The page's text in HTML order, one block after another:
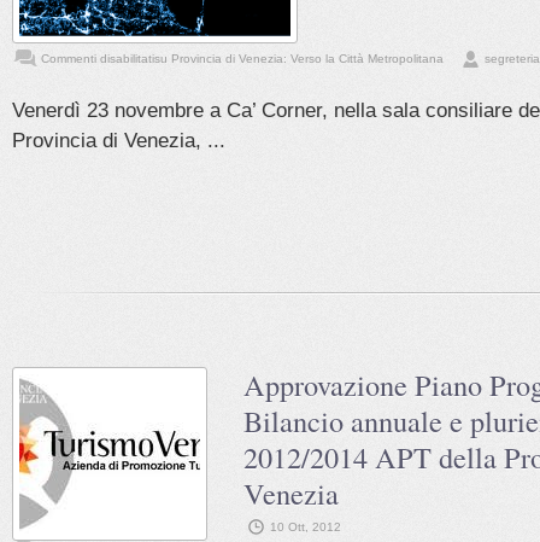
Commenti disabilitatisu Provincia di Venezia: Verso la Città Metropolitana segreteria
Venerdì 23 novembre a Ca’ Corner, nella sala consiliare
Provincia di Venezia, ...
Approvazione Piano
Bilancio annuale e
2012/2014 APT della
Venezia
10 Ott, 2012